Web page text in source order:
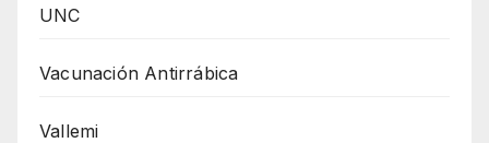
UNC
Vacunación Antirrábica
Vallemi